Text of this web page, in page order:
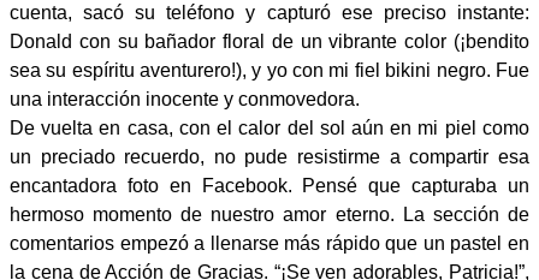
cuenta, sacó su teléfono y capturó ese preciso instante:
Donald con su bañador floral de un vibrante color (¡bendito
sea su espíritu aventurero!), y yo con mi fiel bikini negro. Fue
una interacción inocente y conmovedora.
De vuelta en casa, con el calor del sol aún en mi piel como
un preciado recuerdo, no pude resistirme a compartir esa
encantadora foto en Facebook. Pensé que capturaba un
hermoso momento de nuestro amor eterno. La sección de
comentarios empezó a llenarse más rápido que un pastel en
la cena de Acción de Gracias. “¡Se ven adorables, Patricia!”,